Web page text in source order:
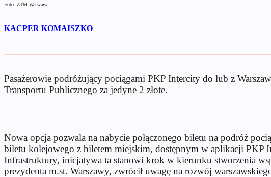
Foto: ZTM Warszawa
KACPER KOMAISZKO
Pasażerowie podróżujący pociągami PKP Intercity do lub z
Transportu Publicznego za jedyne 2 złote.
Nowa opcja pozwala na nabycie połączonego biletu na podróż
biletu kolejowego z biletem miejskim, dostępnym w aplikacji PKP
Infrastruktury, inicjatywa ta stanowi krok w kierunku stworzenia
prezydenta m.st. Warszawy, zwrócił uwagę na rozwój